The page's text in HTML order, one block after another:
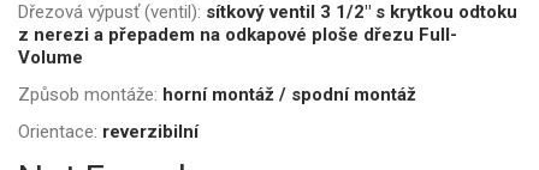
Dřezová výpusť (ventil): sítkový ventil 3 1/2" s krytkou odtoku
z nerezi a přepadem na odkapové ploše dřezu Full-
Volume
Způsob montáže: horní montáž / spodní montáž
Orientace: reverzibilní